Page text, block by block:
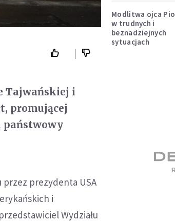
Tajwańskiej i
promującej
państwowy
przez prezydenta USA
i
Wydziału
Modlitwa ojca Pio
w trudnych i
beznadziejnych
sytuacjach